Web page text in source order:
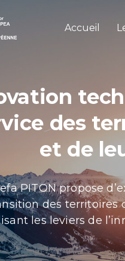
Accueil
des
et de
PITON propose
des territoires
les leviers de